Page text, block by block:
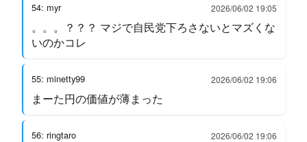
54: myr 2026/06/02 19:05
。。。？？？ マジで自民党下ろさないとマズくな
いのかコレ
55: minetty99 2026/06/02 19:06
まーた円の価値が薄まった
56: ringtaro 2026/06/02 19:06